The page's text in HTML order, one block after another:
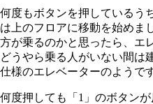
何度もボタンを押しているう
は上のフロアに移動を始めま
方が乗るのかと思ったら、エ
どうやら乗る人がいない間は
仕様のエレベーターのようです
何度押しても「1」のボタン